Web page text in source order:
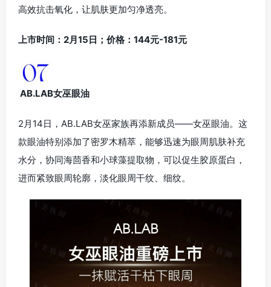
高效抗击氧化，让肌肤更加匀净透亮。
上市时间：2月15日；价格：144元-181元
AB.LAB女巫眼油
2月14日，AB.LAB女巫家族再添新成员——女巫眼油。这
款眼油特别添加了密罗木精萃，能够迅速为眼周肌肤补充
水分，协同海茴香和小球藻提取物，可以促生胶原蛋白，
进而紧致眼周轮廓，淡化眼周干纹、细纹。